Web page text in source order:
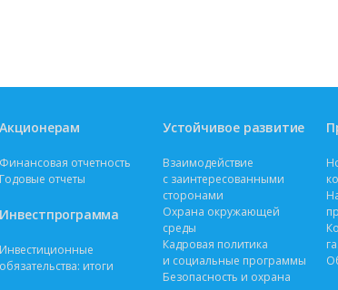
Акционерам
Финансовая отчетность
Годовые отчеты
Инвестпрограмма
Инвестиционные
обязательства: итоги
Устойчивое развитие
Взаимодействие
с заинтересованными
сторонами
Охрана окружающей
среды
Кадровая политика
и социальные программы
Безопасность и охрана